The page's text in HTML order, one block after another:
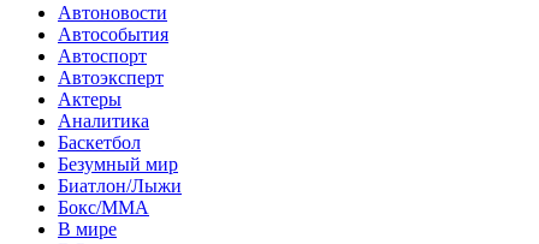
Автоновости
Автособытия
Автоспорт
Автоэксперт
Актеры
Аналитика
Баскетбол
Безумный мир
Биатлон/Лыжи
Бокс/MMA
В мире